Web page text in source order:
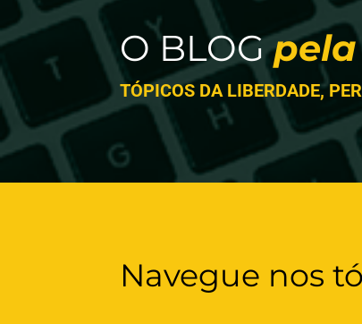
O BLOG
TÓPICOS DA LIBERDADE,
Navegue nos